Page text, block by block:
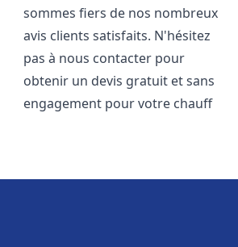
sommes fiers de nos nombreux
avis clients satisfaits. N'hésitez
pas à nous contacter pour
obtenir un devis gratuit et sans
engagement pour votre chauff